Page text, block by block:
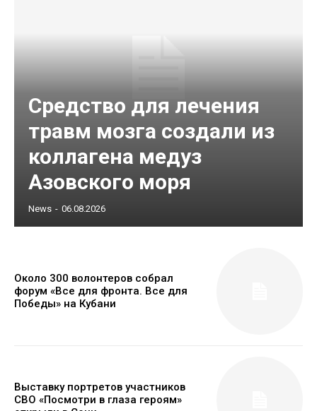
Средство для лечения
травм мозга создали из
коллагена медуз
Азовского моря
News - 06.08.2026
Около 300 волонтеров собрал
форум «Все для фронта. Все для
Победы» на Кубани
Выставку портретов участников
СВО «Посмотри в глаза героям»